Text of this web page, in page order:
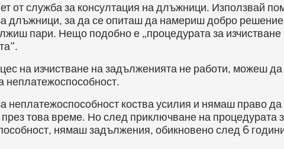
от служба за консултация на длъжници. Използвай
длъжници, за да се опиташ да намериш добро
пари. Нещо подобно е „процедурата за изчистване
на изчистване на задълженията не работи, можеш
неплатежоспособност.
неплатежоспособност коства усилия и нямаш право
това време. Но след приключване на процедурата
нямаш задължения, обикновено след 6